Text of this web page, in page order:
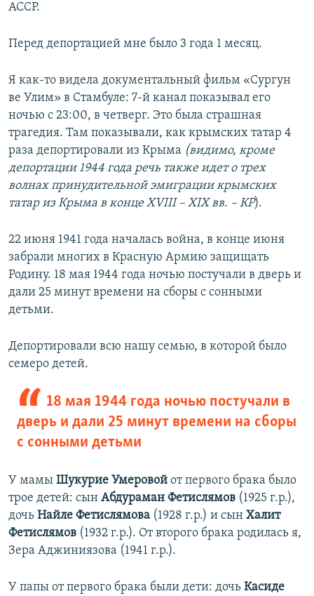
АССР.
Перед депортацией мне было 3 года 1 месяц.
Я как-то видела документальный фильм «Сургун
ве Улим» в Стамбуле: 7-й канал показывал его
ночью с 23:00, в четверг. Это была страшная
трагедия. Там показывали, как крымских татар 4
раза депортировали из Крыма (видимо, кроме
депортации 1944 года речь также идет о трех
волнах принудительной эмиграции крымских
татар из Крыма в концеXVIII– XIXвв. – КР).
22 июня 1941 года началась война, в конце июня
забрали многих в Красную Армию защищать
Родину. 18 мая 1944 года ночью постучали в дверь и
дали 25 минут времени на сборы с сонными
детьми.
Депортировали всю нашу семью, в которой было
семеро детей.
18 мая 1944 года ночью постучали в
дверь и дали 25 минут времени на сборы
с сонными детьми
У мамы Шукурие Умеровой от первого брака было
трое детей: сын Абдураман Фетислямов (1925 г.р.),
дочь Найле Фетислямова (1928 г.р.) и сын Халит
Фетислямов (1932 г.р.). От второго брака родилась я,
Зера Аджиниязова (1941 г.р.).
У папы от первого брака были дети: дочь Касиде